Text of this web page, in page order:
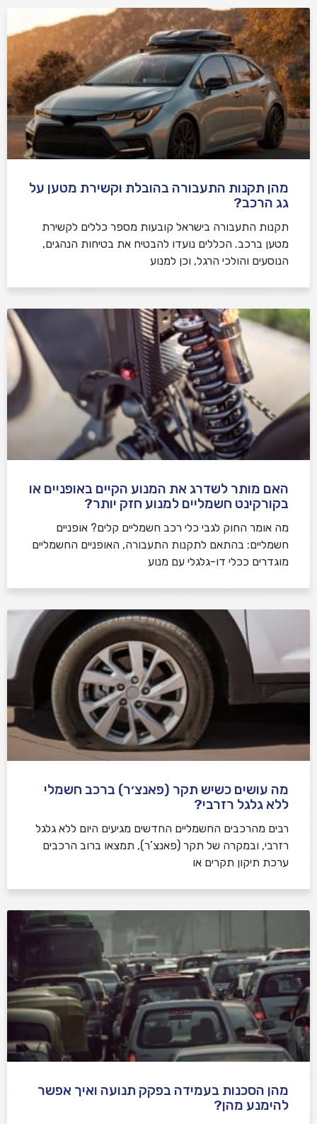
מהן תקנות התעבורה בהובלת וקשירת מטען על
גג הרכב?
תקנות התעבורה בישראל קובעות מספר כללים לקשירת
מטען ברכב. הכללים נועדו להבטיח את בטיחות הנהגים,
הנוסעים והולכי הרגל, וכן למנוע
האם מותר לשדרג את המנוע הקיים באופניים או
בקורקינט חשמליים למנוע חזק יותר?
מה אומר החוק לגבי כלי רכב חשמליים קלים? אופניים
חשמליים: בהתאם לתקנות התעבורה, האופניים החשמליים
מוגדרים ככלי דו-גלגלי עם מנוע
מה עושים כשיש תקר (פאנצ׳ר) ברכב חשמלי
ללא גלגל רזרבי?
רבים מהרכבים החשמליים החדשים מגיעים היום ללא גלגל
רזרבי, ובמקרה של תקר (פאנצ’ר), תמצאו ברוב הרכבים
ערכת תיקון תקרים או
מהן הסכנות בעמידה בפקק תנועה ואיך אפשר
להימנע מהן?